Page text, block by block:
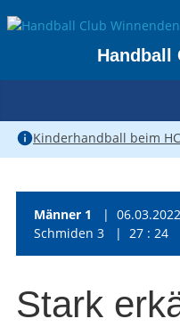
Handball
Kinderhandball beim
Männer 1
|
Schmiden 3 | 27 : 24
Stark